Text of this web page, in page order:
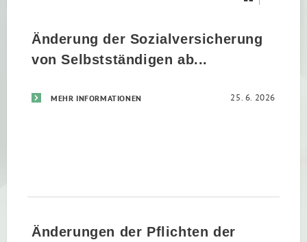
Änderung der Sozialversicherung
von Selbstständigen ab...
MEHR INFORMATIONEN 25. 6. 2026
Änderungen der Pflichten der